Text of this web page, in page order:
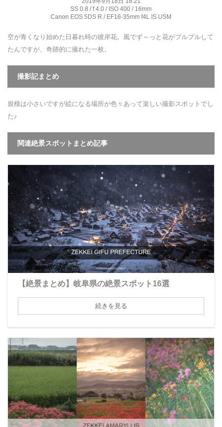
SS 0.8 / f 4.0 / ISO 400 / 16mm
Canon EOS 5DS R / EF16-35mm f4L IS USM
空が青くなり始めた日暮れ時の彼岸花。風でず～っと花がプルプルして
たんですが、奇跡的に撮れた一枚。
撮影記まとめ
規模は小さいですが絵になる場所が色々あって楽しい撮影スポットでし
た♪
関連絶景スポットまとめ記事
【絶景まとめ】岐阜県の絶景スポット16選
続きを見る